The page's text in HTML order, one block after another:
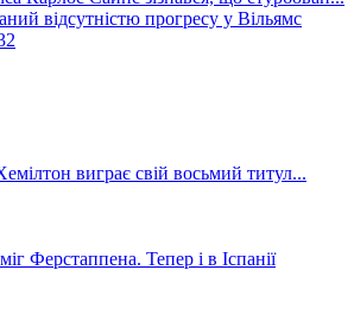
відсутністю прогресу у Вільямс
Ферстаппена. Тепер і в Іспанії